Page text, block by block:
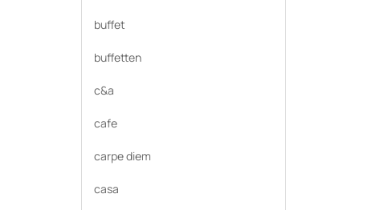
buffet
buffetten
c&a
cafe
carpe diem
casa